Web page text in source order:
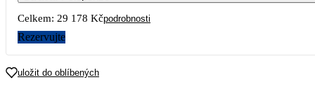
Celkem: 29 178 Kčpodrobnosti
Rezervujte
uložit do oblíbených